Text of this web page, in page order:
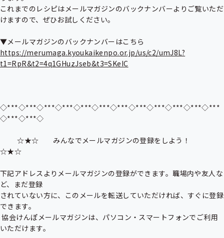
これまでのレシピはメールマガジンのバックナンバーよりご覧いただ
けますので、ぜひお試しください。
https://merumaga.kyoukaikenpo.or.jp/us/c2/umJ8L?
t1=RpR&t2=4q1GHuzJseb&t3=SKeIC
◇***◇***◇***◇***◇***◇***◇***◇***◇***◇***◇***◇***
◇***◇***◇
          ☆★☆　　みんなでメールマガジンの登録をしよう！
☆★☆
下記アドレスよりメールマガジンの登録ができます。職場内や友人な
ど、まだ登録
されていない方に、このメールを転送していただければ、すぐに登録
できます。
協会けんぽメールマガジンは、パソコン・スマートフォンでご利用
いただけます。